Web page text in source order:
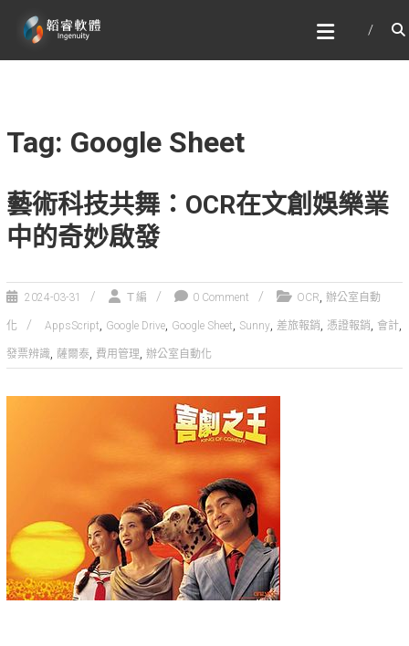
content
韜睿軟體有限公司
文字辨識與自然語言處理的專家
Tag: Google Sheet
藝術科技共舞：OCR在文創娛樂業
中的奇妙啟發
2024-03-31 Ｔ編 0 Comment OCR, 辦公室自動
化 AppsScript, Google Drive, Google Sheet, Sunny, 差旅報銷, 憑證報銷, 會計,
發票辨識, 薩爾泰, 費用管理, 辦公室自動化